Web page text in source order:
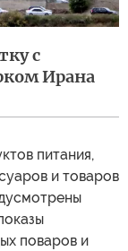
с
Ирана
питания,
и товаров
поваров и